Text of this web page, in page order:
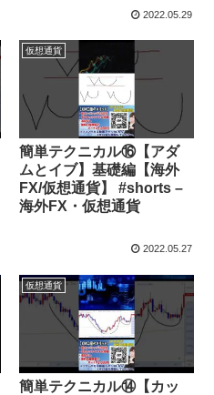
2022.05.29
仮想通貨
簡単テクニカル⑯【アダ
ムとイブ】基礎編【海外
FX/仮想通貨】 #shorts –
海外FX・仮想通貨
2022.05.27
仮想通貨
簡単テクニカル⑭【カッ